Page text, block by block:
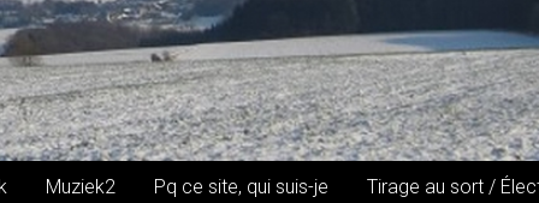
Muziek2 Pq ce site, qui suis-je Tirage au sort /